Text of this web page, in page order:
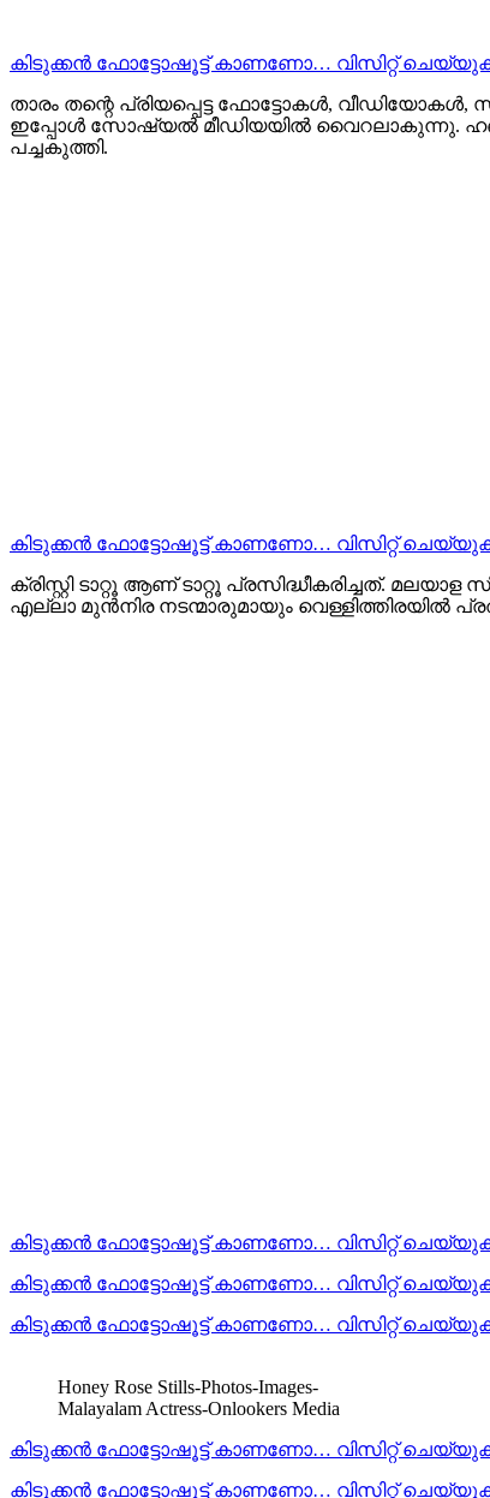
കിടുക്കന്‍ ഫോട്ടോഷൂട്ട്‌ കാണണോ… വിസിറ്റ് ചെയ്യുക
താരം തന്റെ പ്രിയപ്പെട്ട ഫോട്ടോകൾ,
ഇപ്പോൾ സോഷ്യൽ മീഡിയയിൽ വൈറലാകുന്നു.
പച്ചകുത്തി.
കിടുക്കന്‍ ഫോട്ടോഷൂട്ട്‌ കാണണോ… വിസിറ്റ് ചെയ്യുക
ക്രിസ്റ്റി ടാറ്റൂ ആണ് ടാറ്റൂ പ്രസിദ്ധീകരിച്ചത്.
എല്ലാ മുൻനിര നടന്മാരുമായും വെള്ളിത്തിരയിൽ
കിടുക്കന്‍ ഫോട്ടോഷൂട്ട്‌ കാണണോ… വിസിറ്റ് ചെയ്യുക
കിടുക്കന്‍ ഫോട്ടോഷൂട്ട്‌ കാണണോ… വിസിറ്റ് ചെയ്യുക
കിടുക്കന്‍ ഫോട്ടോഷൂട്ട്‌ കാണണോ… വിസിറ്റ് ചെയ്യുക
Honey Rose Stills-Photos-Images-
Malayalam Actress-Onlookers Media
കിടുക്കന്‍ ഫോട്ടോഷൂട്ട്‌ കാണണോ… വിസിറ്റ് ചെയ്യുക
കിടുക്കന്‍ ഫോട്ടോഷൂട്ട്‌ കാണണോ… വിസിറ്റ് ചെയ്യുക